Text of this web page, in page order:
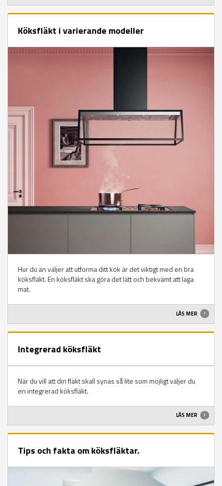
Köksfläkt i varierande modeller
Hur du än väljer att utforma ditt kök är det viktigt med en bra
köksfläkt. En köksfläkt ska göra det lätt och bekvämt att laga
mat.
LÄS MER
Integrerad köksfläkt
När du vill att din fläkt skall synas så lite som möjligt väljer du
en integrerad köksfläkt.
LÄS MER
Tips och fakta om köksfläktar.